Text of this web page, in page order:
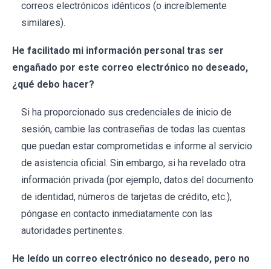
correos electrónicos idénticos (o increíblemente
similares).
He facilitado mi información personal tras ser
engañado por este correo electrónico no deseado,
¿qué debo hacer?
Si ha proporcionado sus credenciales de inicio de
sesión, cambie las contraseñas de todas las cuentas
que puedan estar comprometidas e informe al servicio
de asistencia oficial. Sin embargo, si ha revelado otra
información privada (por ejemplo, datos del documento
de identidad, números de tarjetas de crédito, etc.),
póngase en contacto inmediatamente con las
autoridades pertinentes.
He leído un correo electrónico no deseado, pero no